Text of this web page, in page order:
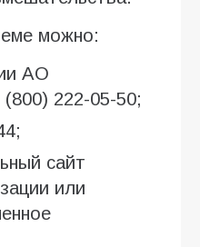
можно:
АО
222-05-50;
сайт
или